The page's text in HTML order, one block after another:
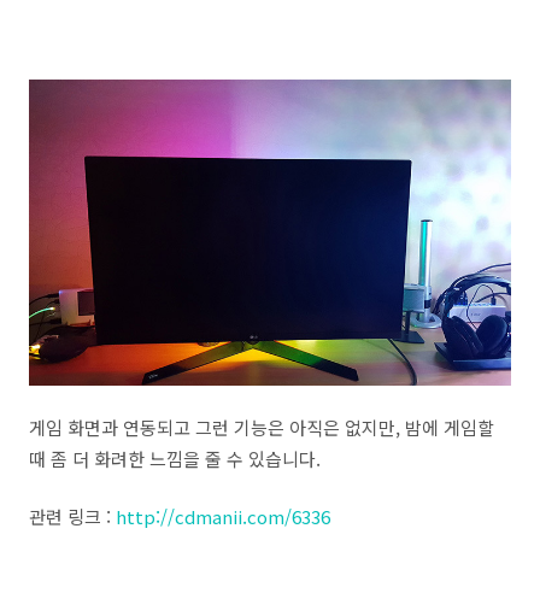
게임 화면과 연동되고 그런 기능은 아직은 없지만, 밤에 게임할
때 좀 더 화려한 느낌을 줄 수 있습니다.
관련 링크 : http://cdmanii.com/6336